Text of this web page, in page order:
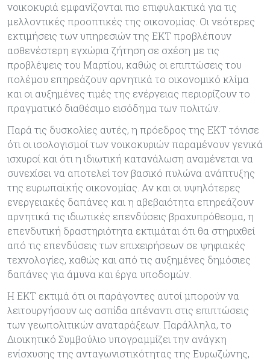
νοικοκυριά εμφανίζονται πιο επιφυλακτικά για τις
μελλοντικές προοπτικές της οικονομίας. Οι νεότερες
εκτιμήσεις των υπηρεσιών της ΕΚΤ προβλέπουν
ασθενέστερη εγχώρια ζήτηση σε σχέση με τις
προβλέψεις του Μαρτίου, καθώς οι επιπτώσεις του
πολέμου επηρεάζουν αρνητικά το οικονομικό κλίμα
και οι αυξημένες τιμές της ενέργειας περιορίζουν το
πραγματικό διαθέσιμο εισόδημα των πολιτών.
Παρά τις δυσκολίες αυτές, η πρόεδρος της ΕΚΤ τόνισε
ότι οι ισολογισμοί των νοικοκυριών παραμένουν γενικά
ισχυροί και ότι η ιδιωτική κατανάλωση αναμένεται να
συνεχίσει να αποτελεί τον βασικό πυλώνα ανάπτυξης
της ευρωπαϊκής οικονομίας. Αν και οι υψηλότερες
ενεργειακές δαπάνες και η αβεβαιότητα επηρεάζουν
αρνητικά τις ιδιωτικές επενδύσεις βραχυπρόθεσμα, η
επενδυτική δραστηριότητα εκτιμάται ότι θα στηριχθεί
από τις επενδύσεις των επιχειρήσεων σε ψηφιακές
τεχνολογίες, καθώς και από τις αυξημένες δημόσιες
δαπάνες για άμυνα και έργα υποδομών.
Η ΕΚΤ εκτιμά ότι οι παράγοντες αυτοί μπορούν να
λειτουργήσουν ως ασπίδα απέναντι στις επιπτώσεις
των γεωπολιτικών αναταράξεων. Παράλληλα, το
Διοικητικό Συμβούλιο υπογραμμίζει την ανάγκη
ενίσχυσης της ανταγωνιστικότητας της Ευρωζώνης,